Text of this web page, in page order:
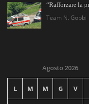
“Rafforzare la
Team N. Gobbi
Agosto 2026
L M M G V